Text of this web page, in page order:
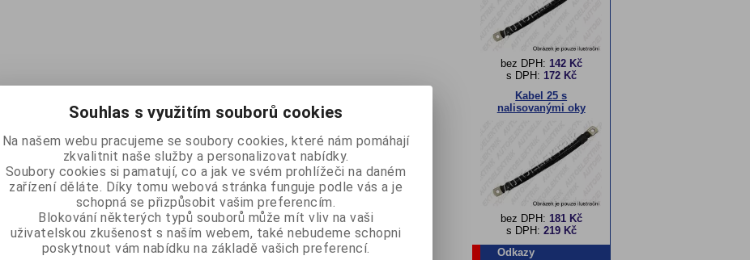
bez DPH: 142 Kč
s DPH: 172 Kč
Kabel 25 s
nalisovanými oky
bez DPH: 181 Kč
s DPH: 219 Kč
Odkazy
Souhlas s využitím souborů cookies
Na našem webu pracujeme se soubory cookies, které nám pomáhají
zkvalitnit naše služby a personalizovat nabídky.
Soubory cookies si pamatují, co a jak ve svém prohlížeči na daném
zařízení děláte. Díky tomu webová stránka funguje podle vás a je
schopná se přizpůsobit vašim preferencím.
Blokování některých typů souborů může mít vliv na vaši
uživatelskou zkušenost s naším webem, také nebudeme schopni
poskytnout vám nabídku na základě vašich preferencí.